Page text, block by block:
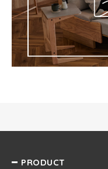
PRODUCT